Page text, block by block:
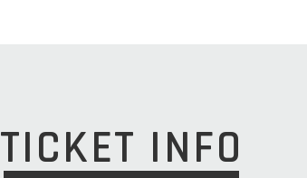
TICKET INFO